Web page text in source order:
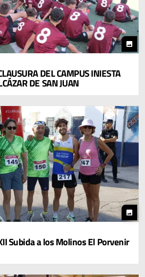
photo
DEL CAMPUS INIESTA
DE SAN JUAN
photo
Subida a los Molinos El Porvenir